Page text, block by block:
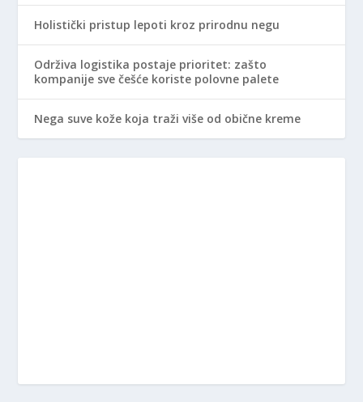
Holistički pristup lepoti kroz prirodnu negu
Održiva logistika postaje prioritet: zašto
kompanije sve češće koriste polovne palete
Nega suve kože koja traži više od obične kreme